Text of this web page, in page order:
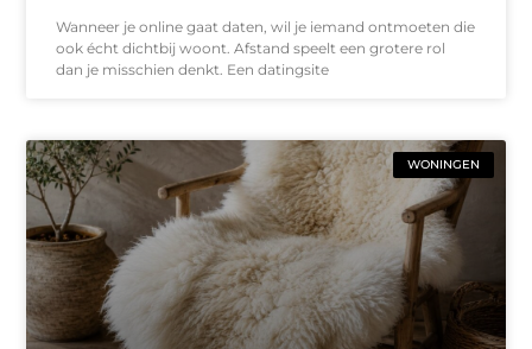
Wanneer je online gaat daten, wil je iemand ontmoeten die
ook écht dichtbij woont. Afstand speelt een grotere rol
dan je misschien denkt. Een datingsite
WONINGEN